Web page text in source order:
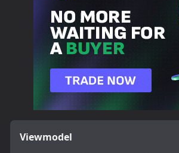
Viewmodel